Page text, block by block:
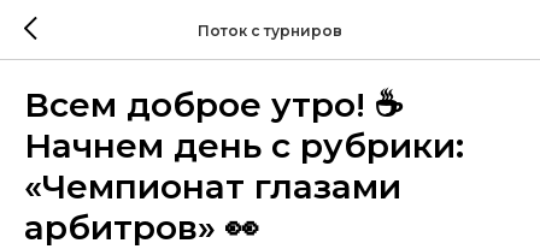
Поток с турниров
Всем доброе утро! ☕
Начнем день с рубрики:
«Чемпионат глазами
арбитров» 👀